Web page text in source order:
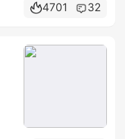
4701 32